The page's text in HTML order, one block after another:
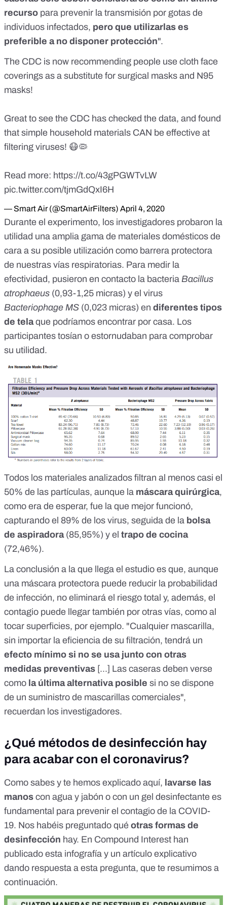
recurso para prevenir la transmisión por gotas de
individuos infectados, pero que utilizarlas es
preferible a no disponer protección".
The CDC is now recommending people use cloth face
coverings as a substitute for surgical masks and N95
masks!
Great to see the CDC has checked the data, and found
that simple household materials CAN be effective at
filtering viruses! 😷🦠
Read more: https://t.co/43gPGWTvLW
pic.twitter.com/tjmGdQxI6H
— Smart Air (@SmartAirFilters) April 4, 2020
Durante el experimento, los investigadores probaron la
utilidad una amplia gama de materiales domésticos de
cara a su posible utilización como barrera protectora
de nuestras vías respiratorias. Para medir la
efectividad, pusieron en contacto la bacteria Bacillus
atrophaeus (0,93-1,25 micras) y el virus
Bacteriophage MS (0,023 micras) en diferentes tipos
de telaque podríamos encontrar por casa. Los
participantes tosían o estornudaban para comprobar
su utilidad.
Todos los materiales analizados filtran al menos casi el
50% de las partículas, aunque la máscara quirúrgica,
como era de esperar, fue la que mejor funcionó,
capturando el 89% de los virus, seguida de la bolsa
de aspiradora(85,95%) y el trapo de cocina
(72,46%).
La conclusión a la que llega el estudio es que, aunque
una máscara protectora puede reducir la probabilidad
de infección, no eliminará el riesgo total y, además, el
contagio puede llegar también por otras vías, como al
tocar superficies, por ejemplo. "Cualquier mascarilla,
sin importar la eficiencia de su filtración, tendrá un
efecto mínimo si no se usa junto con otras
medidas preventivas [...] Las caseras deben verse
como la última alternativa posible si no se dispone
de un suministro de mascarillas comerciales",
recuerdan los investigadores.
¿Qué métodos de desinfección hay
para acabar con el coronavirus?
Como sabes y te hemos explicado aquí, lavarse las
manos con agua y jabón o con un gel desinfectante es
fundamental para prevenir el contagio de la COVID-
19. Nos habéis preguntado qué otras formas de
desinfección hay. En Compound Interest han
publicado esta infografía y un artículo explicativo
dando respuesta a esta pregunta, que te resumimos a
continuación.